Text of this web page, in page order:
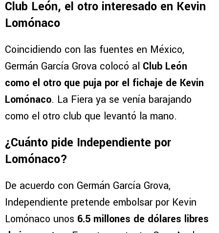
Tigres tomaría ventaja por Lomónaco. (@GerGarciaGrova)
Club León, el otro interesado en Kevin
Lomónaco
Coincidiendo con las fuentes en México,
Germán García Grova colocó al
Club León
como el otro que puja por el fichaje de Kevin
Lomónaco . La Fiera ya se venía barajando
como el otro club que levantó la mano.
¿Cuánto pide Independiente por
Lomónaco?
De acuerdo con Germán García Grova,